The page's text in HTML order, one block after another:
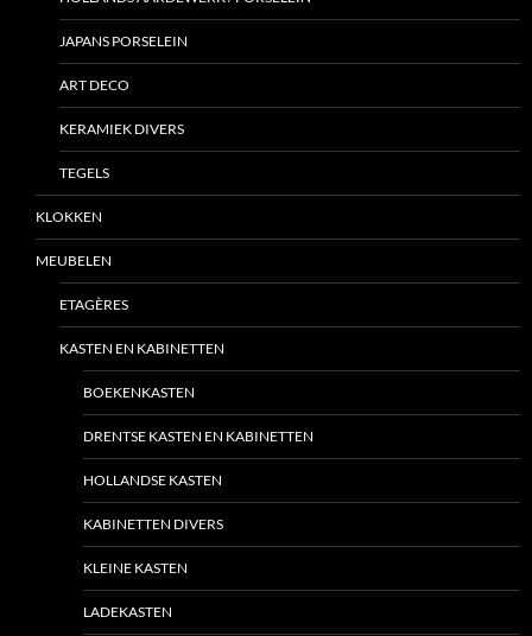
JAPANS PORSELEIN
ART DECO
KERAMIEK DIVERS
TEGELS
KLOKKEN
MEUBELEN
ETAGÈRES
KASTEN EN KABINETTEN
BOEKENKASTEN
DRENTSE KASTEN EN KABINETTEN
HOLLANDSE KASTEN
KABINETTEN DIVERS
KLEINE KASTEN
LADEKASTEN